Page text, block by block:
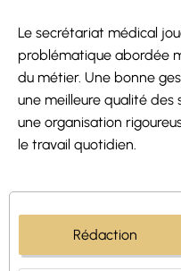
Le secrétariat médical
problématique abordée
du métier. Une bonne
une meilleure qualité
une organisation
le travail quotidien.
Rédaction